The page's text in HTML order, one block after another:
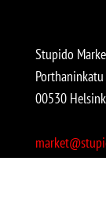
Stupido
00530